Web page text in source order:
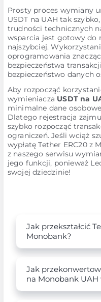
Prosty proces wymiany
USDT na UAH tak
trudności technicznych
wsparcia jest gotowy do
najszybciej.
oprogramowania
bezpieczeństwa
bezpieczeństwo danych
Aby rozpocząć
wymieniacza USDT na
minimalne dane
Dlatego rejestracja
szybko rozpocząć
ograniczeń. Jeśli wciąż
wypłatę Tether ERC20 z
z naszego serwisu
jego funkcji, ponieważ
swojej dziedzinie!
Jak przekształcić
Monobank?
Jak
na Monobank